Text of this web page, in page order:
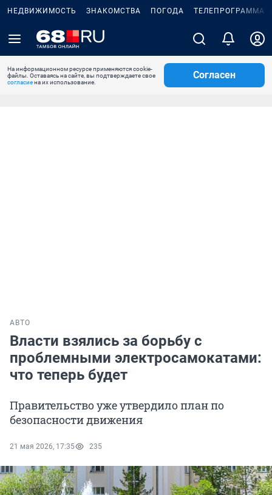
НЕДВИЖИМОСТЬ ЗНАКОМСТВА ПОГОДА ТЕЛЕПРОГРАММА
На информационном ресурсе применяются cookie-
файлы. Оставаясь на сайте, вы подтверждаете свое
согласиена их использование.
Согласен
АВТО
Власти взялись за борьбу с
проблемными электросамокатами:
что теперь будет
Правительство уже утвердило план по
безопасности движения
21 мая 2026, 17:35 235